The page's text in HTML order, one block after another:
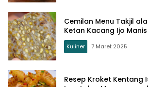
Cemilan Menu Takjil
Ketan Kacang Ijo Manis
Kuliner 7 Maret 2025
Resep Kroket Kentang